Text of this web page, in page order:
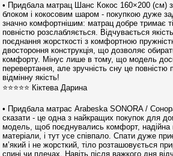
• Придбала матрац Шанс Кокос 160×200 (см)
блоком і кокосовим шаром - покупкою дуже
значно комфортнішим: матрац добре тримає
повністю розслабляється. Відчувається
поєднання жорсткості з комфортною
двостороння конструкція, що дозволяє
комфорту. Мінус лише в тому, що модель
перевертання, але зручність сну це
відмінну якість!
⭐⭐⭐⭐⭐ Кіктева Дарина
• Придбала матрас Arabeska SONORA /
сказати - це одна з найкращих покупок для
модель, щоб поєднувались комфорт, надійна
матеріали, і тут усе співпало. Спати дуже
м’який і не жорсткий, тіло розташовується
спині чи плечах. Навіть після важкого дня